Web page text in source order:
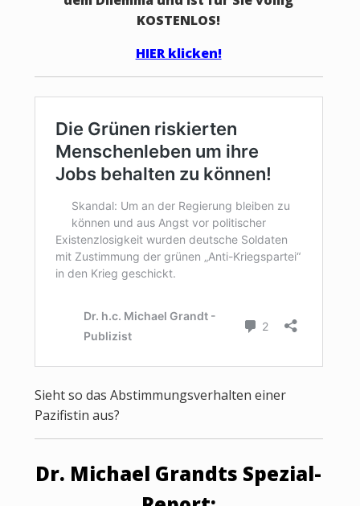
KOSTENLOS!
HIER klicken!
Sieht so das Abstimmungsverhalten einer
Pazifistin aus?
Dr. Michael Grandts Spezial-